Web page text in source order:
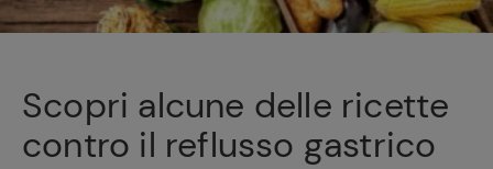
Scopri alcune delle ricette
contro il reflusso gastrico
Ricette